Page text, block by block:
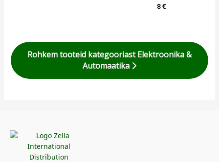
8€
Rohkem tooteid kategooriast Elektroonika &
Automaatika